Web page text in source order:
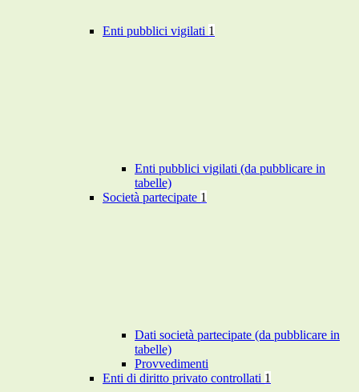
Enti pubblici vigilati 1
Enti pubblici vigilati (da pubblicare in
tabelle)
Società partecipate 1
Dati società partecipate (da pubblicare in
tabelle)
Provvedimenti
Enti di diritto privato controllati 1